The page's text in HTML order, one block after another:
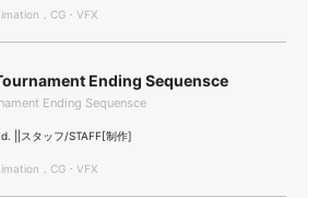
，CG・VFX
Ending Sequensce
Ending Sequensce
||スタッフ/STAFF[制作]
，CG・VFX